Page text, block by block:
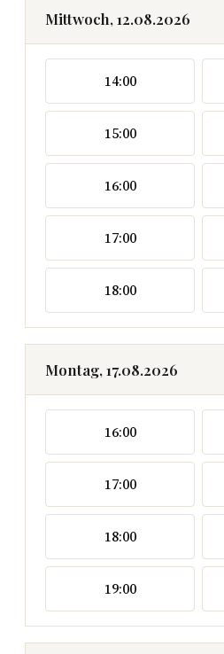
Mittwoch, 12.08.2026
14:00
15:00
16:00
17:00
18:00
Montag, 17.08.2026
16:00
17:00
18:00
19:00